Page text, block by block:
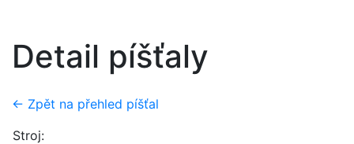
Detail píšťaly
← Zpět na přehled píšťal
Stroj: